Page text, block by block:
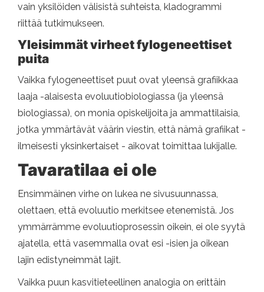
vain yksilöiden välisistä suhteista, kladogrammi
riittää tutkimukseen.
Yleisimmät virheet fylogeneettiset
puita
Vaikka fylogeneettiset puut ovat yleensä grafiikkaa
laaja -alaisesta evoluutiobiologiassa (ja yleensä
biologiassa), on monia opiskelijoita ja ammattilaisia,
jotka ymmärtävät väärin viestin, että nämä grafiikat -
ilmeisesti yksinkertaiset - aikovat toimittaa lukijalle.
Tavaratilaa ei ole
Ensimmäinen virhe on lukea ne sivusuunnassa,
olettaen, että evoluutio merkitsee etenemistä. Jos
ymmärrämme evoluutioprosessin oikein, ei ole syytä
ajatella, että vasemmalla ovat esi -isien ja oikean
lajin edistyneimmät lajit.
Vaikka puun kasvitieteellinen analogia on erittäin